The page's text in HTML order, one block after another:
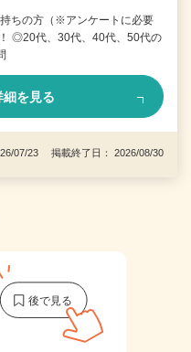
ちの方（※アンケートに必要
◎20代、30代、40代、50代の
細を見る
07/23 掲載終了日： 2026/08/30